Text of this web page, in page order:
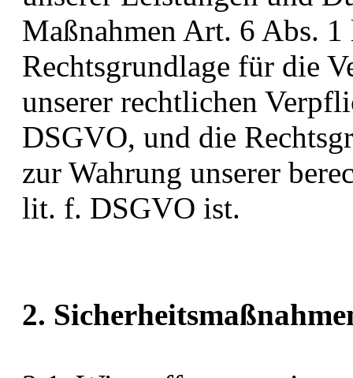
Maßnahmen Art. 6 Abs.
Rechtsgrundlage für die
unserer rechtlichen
DSGVO, und die
zur Wahrung unserer
lit. f. DSGVO ist.
2.